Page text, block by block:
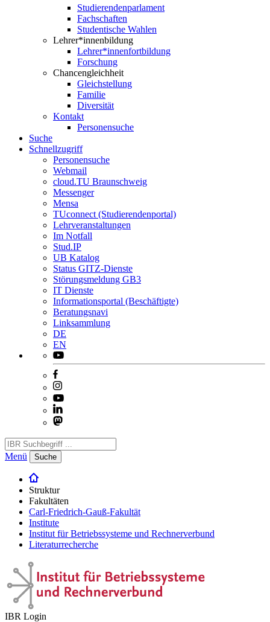
Studierendenparlament
Fachschaften
Studentische Wahlen
Lehrer*innenbildung
Lehrer*innenfortbildung
Forschung
Chancengleichheit
Gleichstellung
Familie
Diversität
Kontakt
Personensuche
Suche
Schnellzugriff
Personensuche
Webmail
cloud.TU Braunschweig
Messenger
Mensa
TUconnect (Studierendenportal)
Lehrveranstaltungen
Im Notfall
Stud.IP
UB Katalog
Status GITZ-Dienste
Störungsmeldung GB3
IT Dienste
Informationsportal (Beschäftigte)
Beratungsnavi
Linksammlung
DE
EN
Menü Suche
Struktur
Fakultäten
Carl-Friedrich-Gauß-Fakultät
Institute
Institut für Betriebssysteme und Rechnerverbund
Literaturrecherche
IBR Login